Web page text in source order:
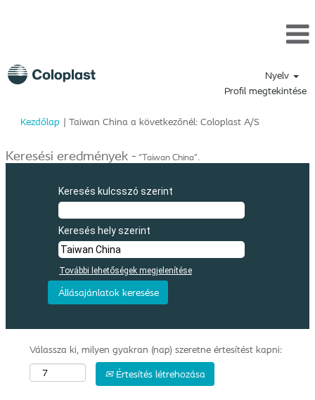
Nyelv
Profil megtekintése
Kezdőlap | Taiwan China a következőnél: Coloplast A/S(aktuális
Keresési eredmények - "Taiwan China".
Keresés kulcsszó szerint
Keresés hely szerint
További lehetőségek megjelenítése
Válassza ki, milyen gyakran (nap) szeretne értesítést kapni:
Értesítés létrehozása